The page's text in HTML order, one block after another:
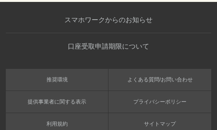
スマホワークからのお知らせ
口座受取申請期限について
推奨環境 よくある質問/お問い合わせ
提供事業者に関する表示 プライバシーポリシー
利用規約 サイトマップ